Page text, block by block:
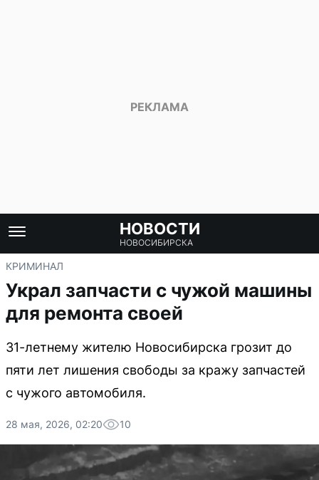
НОВОСТИ
НОВОСИБИРСКА
КРИМИНАЛ
Украл запчасти с чужой машины
для ремонта своей
31-летнему жителю Новосибирска грозит до
пяти лет лишения свободы за кражу запчастей
с чужого автомобиля.
28 мая, 2026, 02:20 10